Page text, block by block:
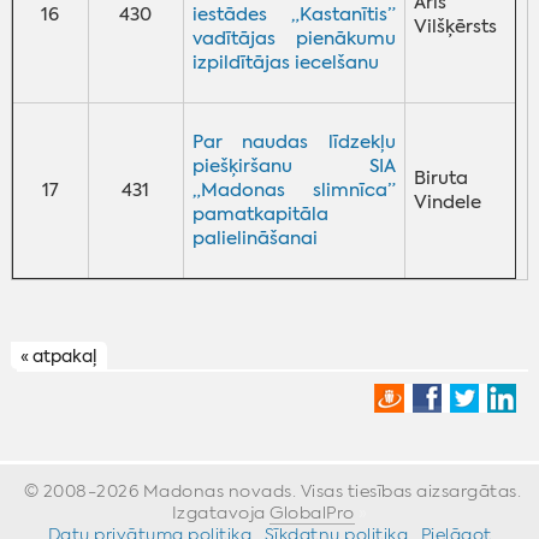
16 430
iestādes „Kastanītis”
vadītājas pienākumu
izpildītājas iecelšanu
Vilšķērsts
17 431
Par naudas līdzekļu
piešķiršanu SIA
„Madonas slimnīca”
pamatkapitāla
palielināšanai
Biruta
Vindele
« atpakaļ
© 2008-2026 Madonas novads. Visas tiesības aizsargātas.
Izgatavoja GlobalPro
Datu privātuma politika
Sīkdatņu politika Pielāgot